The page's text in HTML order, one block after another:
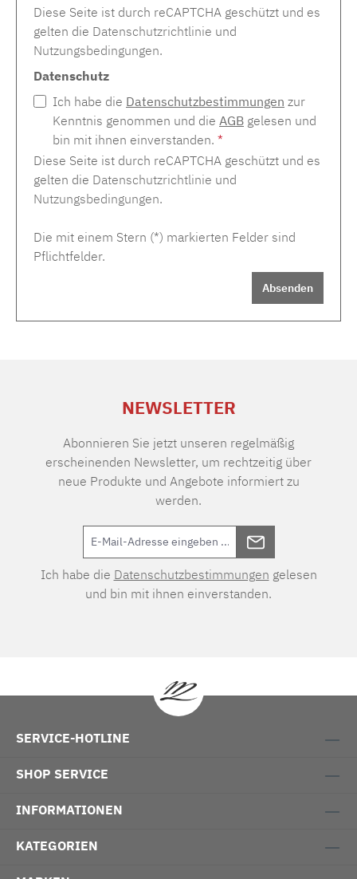
Diese Seite ist durch reCAPTCHA geschützt und es
gelten die Datenschutzrichtlinie und
Nutzungsbedingungen.
Datenschutz
Ich habe die Datenschutzbestimmungen zur
Kenntnis genommen und die AGB gelesen und
bin mit ihnen einverstanden. *
Diese Seite ist durch reCAPTCHA geschützt und es
gelten die Datenschutzrichtlinie und
Nutzungsbedingungen.
Die mit einem Stern (*) markierten Felder sind
Pflichtfelder.
Absenden
NEWSLETTER
Abonnieren Sie jetzt unseren regelmäßig
erscheinenden Newsletter, um rechtzeitig über
neue Produkte und Angebote informiert zu
werden.
Ich habe die Datenschutzbestimmungen gelesen
und bin mit ihnen einverstanden.
SERVICE-HOTLINE
SHOP SERVICE
INFORMATIONEN
KATEGORIEN